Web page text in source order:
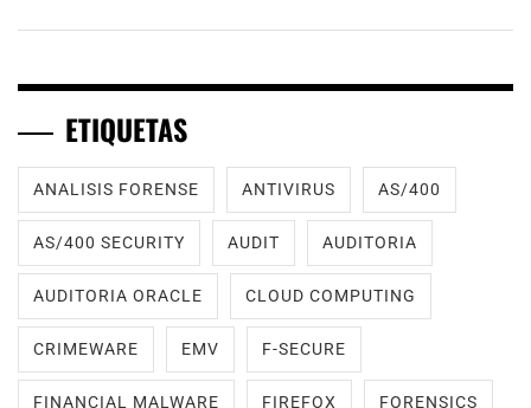
ETIQUETAS
ANALISIS FORENSE ANTIVIRUS AS/400
AS/400 SECURITY AUDIT AUDITORIA
AUDITORIA ORACLE CLOUD COMPUTING
CRIMEWARE EMV F-SECURE
FINANCIAL MALWARE FIREFOX FORENSICS